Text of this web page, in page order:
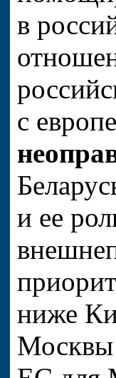
в
с
и ее
ниже
Москвы